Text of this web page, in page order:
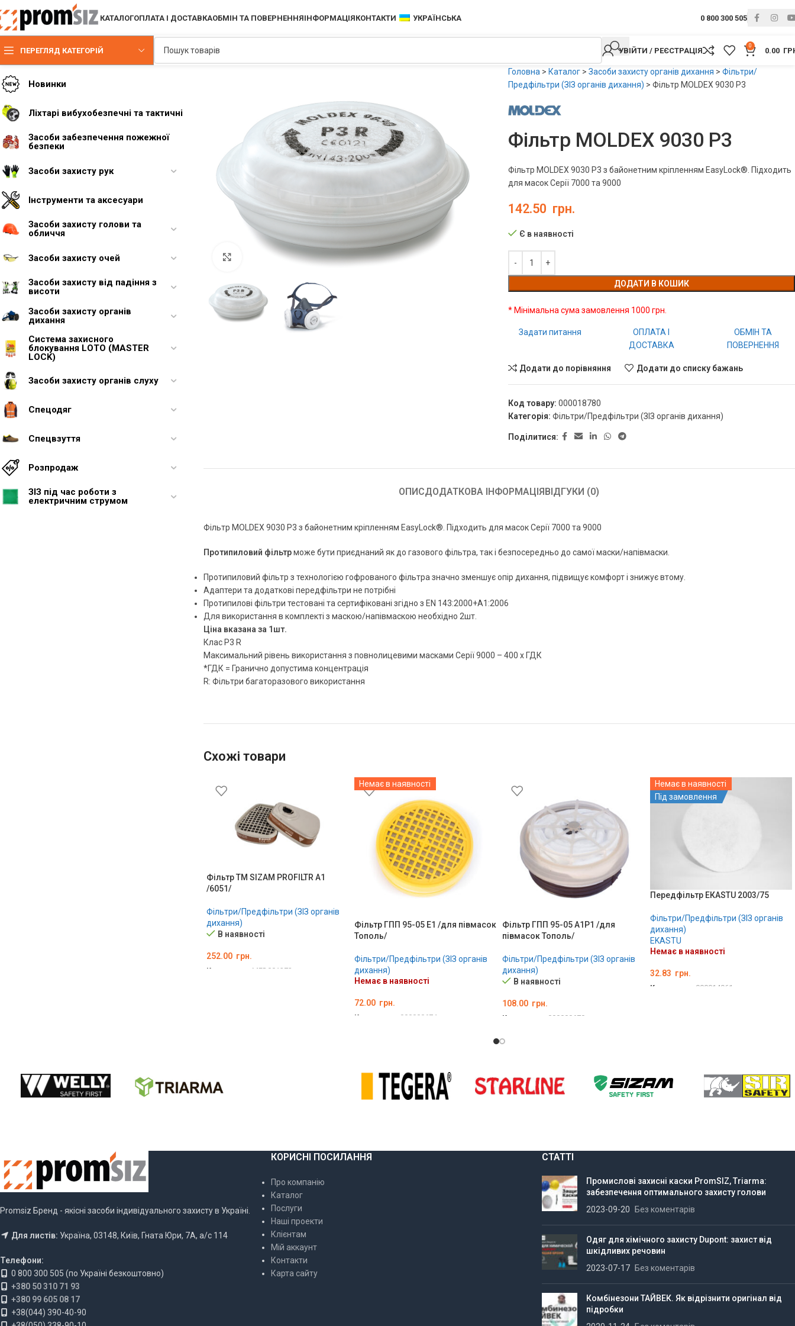
КАТАЛОГОПЛАТА І ДОСТАВКАОБМІН ТА ПОВЕРНЕННЯІНФОРМАЦІЯКОНТАКТИ УКРАЇНСЬКА 0 800 300 505
ПЕРЕГЛЯД КАТЕГОРІЙ УВІЙТИ / РЕЄСТРАЦІЯ
0
0.00
Новинки
Ліхтарі вибухобезпечні та тактичні
Засоби забезпечення пожежної
безпеки
Засоби захисту рук
Інструменти та аксесуари
Засоби захисту голови та
обличчя
Засоби захисту очей
Засоби захисту від падіння з
висоти
Засоби захисту органів
дихання
Система захисного
блокування LOTO (MASTER
LOCK)
Засоби захисту органів слуху
Спецодяг
Спецвзуття
Розпродаж
ЗІЗ під час роботи з
електричним струмом
Увеличить
Головна > Каталог> Засоби захисту органів дихання > Фільтри/
Предфільтри (ЗІЗ органів дихання) > Фільтр MOLDEX 9030 P3
Фільтр MOLDEX 9030 P3
Фільтр MOLDEX 9030 P3 з байонетним кріпленням EasyLock®. Підходить
для масок Серії 7000 та 9000
142.50 грн.
Є в наявності
ДОДАТИ В КОШИК
* Мінімальна сума замовлення 1000 грн.
Задати питання
ОПЛАТА І
ДОСТАВКА
ОБМІН ТА
ПОВЕРНЕННЯ
Додати до порівняння Додати до списку бажань
Код товару: 000018780
Категорія: Фільтри/Предфільтри (ЗІЗ органів дихання)
Поділитися:
ОПИСДОДАТКОВА ІНФОРМАЦІЯВІДГУКИ (0)
Фільтр MOLDEX 9030 P3 з байонетним кріпленням EasyLock®. Підходить для масок Серії 7000 та 9000
Протипиловий фільтрможе бути приєднаний як до газового фільтра, так і безпосередньо до самої маски/напівмаски.
Протипиловий фільтр з технологією гофрованого фільтра значно зменшує опір дихання, підвищує комфорт і знижує втому.
Адаптери та додаткові передфільтри не потрібні
Протипилові фільтри тестовані та сертифіковані згідно з EN 143:2000+A1:2006
Для використання в комплекті з маскою/напівмаскою необхідно 2шт.
Ціна вказана за 1шт.
Клас P3 R
Максимальний рівень використання з повнолицевими масками Серії 9000 – 400 х ГДК
*ГДК = Гранично допустима концентрація
R: Фільтри багаторазового використання
Схожі товари
Фільтр ТМ SIZAM PROFILTR A1
/6051/
Фільтри/Предфільтри (ЗІЗ органів
дихання)
В наявності
252.00 грн.
Код товару: MED001272
Немає в наявності
Фільтр ГПП 95-05 Е1 /для півмасок
Тополь/
Фільтри/Предфільтри (ЗІЗ органів
дихання)
Немає в наявності
72.00 грн.
Код товару: 000000674
Фільтр ГПП 95-05 А1Р1 /для
півмасок Тополь/
Фільтри/Предфільтри (ЗІЗ органів
дихання)
В наявності
108.00 грн.
Код товару: 000000670
Немає в наявності
Під замовлення
Передфільтр EКASTU 2003/75
Фільтри/Предфільтри (ЗІЗ органів
дихання)
EKASTU
Немає в наявності
32.83 грн.
Код товару: 000014961
Promsiz Бренд - якісні засоби індивідуального захисту в Україні.
Для листів: Україна, 03148, Київ, Гната Юри, 7А, а/с 114
Телефони:
0 800 300 505 (по Україні безкоштовно)
+380 50 310 71 93
+380 99 605 08 17
+38(044) 390-40-90
КОРИСНІ ПОСИЛАННЯ
Про компанію
Каталог
Послуги
Наші проекти
Клієнтам
Мій аккаунт
Контакти
Карта сайту
СТАТТІ
Промислові захисні каски PromSIZ, Triarma:
забезпечення оптимального захисту голови
2023-09-20
Без коментарів
Одяг для хімічного захисту Dupont: захист від
шкідливих речовин
2023-07-17
Без коментарів
Комбінезони ТАЙВЕК. Як відрізнити оригінал від
підробки